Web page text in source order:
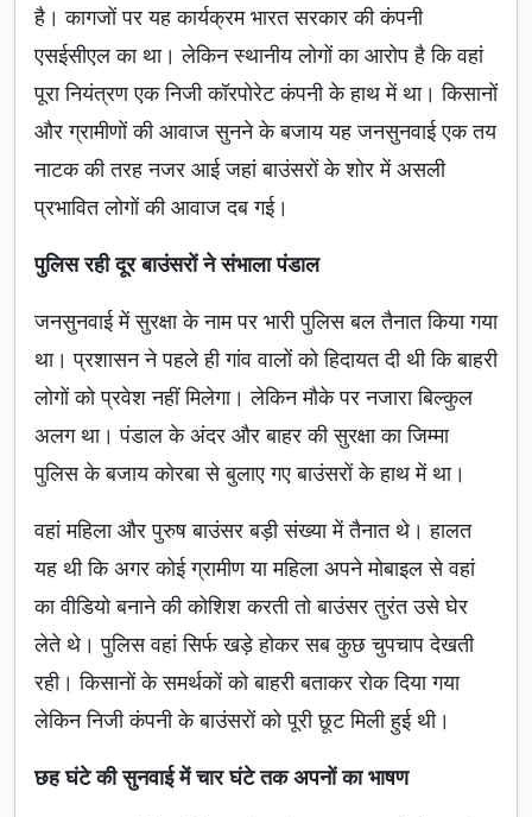
है। कागजों पर यह कार्यक्रम भारत सरकार की कंपनी
एसईसीएल का था। लेकिन स्थानीय लोगों का आरोप है कि वहां
पूरा नियंत्रण एक निजी कॉरपोरेट कंपनी के हाथ में था। किसानों
और ग्रामीणों की आवाज सुनने के बजाय यह जनसुनवाई एक तय
नाटक की तरह नजर आई जहां बाउंसरों के शोर में असली
प्रभावित लोगों की आवाज दब गई।
पुलिस रही दूर बाउंसरों ने संभाला पंडाल
जनसुनवाई में सुरक्षा के नाम पर भारी पुलिस बल तैनात किया गया
था। प्रशासन ने पहले ही गांव वालों को हिदायत दी थी कि बाहरी
लोगों को प्रवेश नहीं मिलेगा। लेकिन मौके पर नजारा बिल्कुल
अलग था। पंडाल के अंदर और बाहर की सुरक्षा का जिम्मा
पुलिस के बजाय कोरबा से बुलाए गए बाउंसरों के हाथ में था।
वहां महिला और पुरुष बाउंसर बड़ी संख्या में तैनात थे। हालत
यह थी कि अगर कोई ग्रामीण या महिला अपने मोबाइल से वहां
का वीडियो बनाने की कोशिश करती तो बाउंसर तुरंत उसे घेर
लेते थे। पुलिस वहां सिर्फ खड़े होकर सब कुछ चुपचाप देखती
रही। किसानों के समर्थकों को बाहरी बताकर रोक दिया गया
लेकिन निजी कंपनी के बाउंसरों को पूरी छूट मिली हुई थी।
छह घंटे की सुनवाई में चार घंटे तक अपनों का भाषण